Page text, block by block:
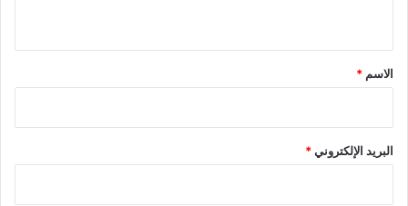
*
الاسم *
البريد الإلكتروني*